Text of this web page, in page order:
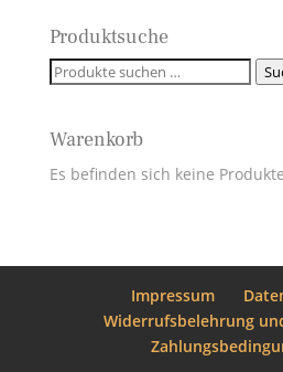
Produktsuche
Suchen
Warenkorb
Es befinden sich keine
Impressum
Widerrufsbelehrung